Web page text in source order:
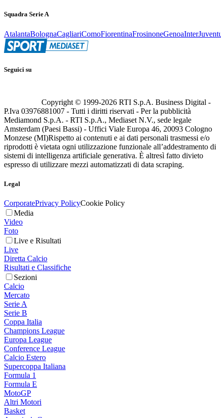
Squadra Serie A
AtalantaBolognaCagliariComoFiorentinaFrosinoneGenoaInter
Seguici su
Copyright © 1999-2026 RTI S.p.A. Business Digital -
P.Iva 03976881007 - Tutti i diritti riservati - Per la pubblicità
Mediamond S.p.A. - RTI S.p.A., Mediaset N.V., sede legale
Amsterdam (Paesi Bassi) - Uffici Viale Europa 46, 20093 Cologno
Monzese (MI)Rispetto ai contenuti e ai dati personali trasmessi e/o
riprodotti è vietata ogni utilizzazione funzionale all’addestramento di
sistemi di intelligenza artificiale generativa. È altresì fatto divieto
espresso di utilizzare mezzi automatizzati di data scraping.
Legal
CorporatePrivacy PolicyCookie Policy
Media
Video
Foto
Live e Risultati
Live
Diretta Calcio
Risultati e Classifiche
Sezioni
Calcio
Mercato
Serie A
Serie B
Coppa Italia
Champions League
Europa League
Conference League
Calcio Estero
Supercoppa Italiana
Formula 1
Formula E
MotoGP
Altri Motori
Basket